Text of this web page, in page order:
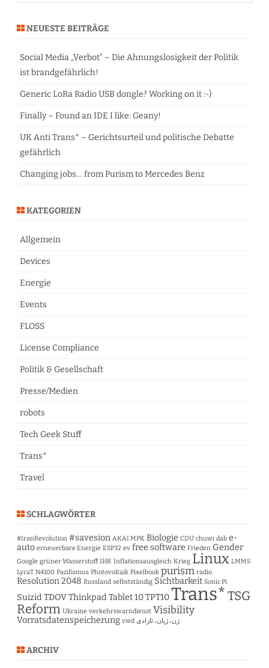
r
h
NEUESTE BEITRÄGE
Social Media „Verbot“ – Die Ahnungslosigkeit der Politik
ist brandgefährlich!
Generic LoRa Radio USB dongle? Working on it :-)
Finally – Found an IDE I like: Geany!
UK Anti Trans* – Gerichtsurteil und politische Debatte
gefährlich
Changing jobs… from Purism to Mercedes Benz
KATEGORIEN
Allgemein
Devices
Energie
Events
FLOSS
License Compliance
Politik & Gesellschaft
Presse/Medien
robots
Tech Geek Stuff
Trans*
Travel
SCHLAGWÖRTER
#IranRevolution #savesion AKAI MPK Biologie CDU chuwi dab e-
auto erneuerbare Energie ESP32 ev free software Frieden Gender
Google grüner Wasserstoff IHK Inflationsausgleich Krieg Linux LMMS
LyraT N4100 Pazifismus Photovoltaik Pixelbook purism radio
Resolution 2048 Russland selbstständig Sichtbarkeit Sonic Pi
Suizid TDOVThinkpad Tablet 10TPT10Trans* TSG
Reform Ukraine verkehrswarndienst Visibility
Vorratsdatenspeicherung vwd ژن، ژیان، ئازادی
ARCHIV